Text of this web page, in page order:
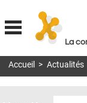
La
MON COMPTE
Accueil > Actualités